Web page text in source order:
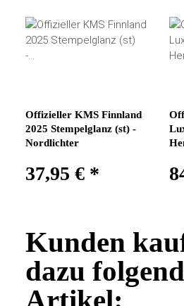
Offizieller KMS Finnland
2025 Stempelglanz (st) -
Nordlichter
37,95 € *
Kunden
dazu
Artikel: